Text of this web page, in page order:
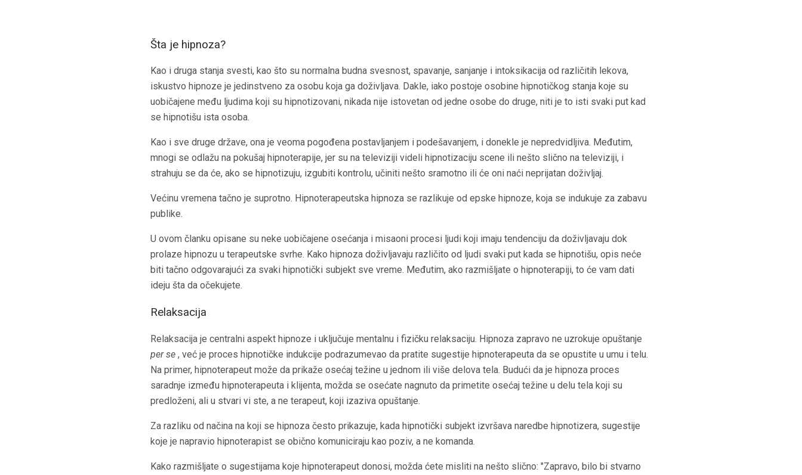
Šta je hipnoza?
Kao i druga stanja svesti, kao što su normalna budna svesnost, spavanje, sanjanje i intoksikacija od različitih lekova,
iskustvo hipnoze je jedinstveno za osobu koja ga doživljava. Dakle, iako postoje osobine hipnotičkog stanja koje su
uobičajene među ljudima koji su hipnotizovani, nikada nije istovetan od jedne osobe do druge, niti je to isti svaki put kad
se hipnotišu ista osoba.
Kao i sve druge države, ona je veoma pogođena postavljanjem i podešavanjem, i donekle je nepredvidljiva. Međutim,
mnogi se odlažu na pokušaj hipnoterapije, jer su na televiziji videli hipnotizaciju scene ili nešto slično na televiziji, i
strahuju se da će, ako se hipnotizuju, izgubiti kontrolu, učiniti nešto sramotno ili će oni naći neprijatan doživljaj.
Većinu vremena tačno je suprotno. Hipnoterapeutska hipnoza se razlikuje od epske hipnoze, koja se indukuje za zabavu
publike.
U ovom članku opisane su neke uobičajene osećanja i misaoni procesi ljudi koji imaju tendenciju da doživljavaju dok
prolaze hipnozu u terapeutske svrhe. Kako hipnoza doživljavaju različito od ljudi svaki put kada se hipnotišu, opis neće
biti tačno odgovarajući za svaki hipnotički subjekt sve vreme. Međutim, ako razmišljate o hipnoterapiji, to će vam dati
ideju šta da očekujete.
Relaksacija
Relaksacija je centralni aspekt hipnoze i uključuje mentalnu i fizičku relaksaciju. Hipnoza zapravo ne uzrokuje opuštanje
per se , već je proces hipnotičke indukcije podrazumevao da pratite sugestije hipnoterapeuta da se opustite u umu i telu.
Na primer, hipnoterapeut može da prikaže osećaj težine u jednom ili više delova tela. Budući da je hipnoza proces
saradnje između hipnoterapeuta i klijenta, možda se osećate nagnuto da primetite osećaj težine u delu tela koji su
predloženi, ali u stvari vi ste, a ne terapeut, koji izaziva opuštanje.
Za razliku od načina na koji se hipnoza često prikazuje, kada hipnotički subjekt izvršava naredbe hipnotizera, sugestije
koje je napravio hipnoterapist se obično komuniciraju kao poziv, a ne komanda.
Kako razmišljate o sugestijama koje hipnoterapeut donosi, možda ćete misliti na nešto slično: "Zapravo, bilo bi stvarno